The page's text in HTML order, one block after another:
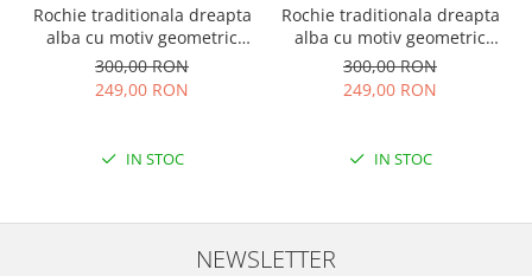
Rochie traditionala dreapta
alba cu motiv geometric
albastru Tania
300,00 RON
249,00 RON
IN STOC
Rochie traditionala dreapta
alba cu motiv geometric
rosu Doina
300,00 RON
249,00 RON
IN STOC
NEWSLETTER